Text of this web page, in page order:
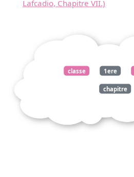
Lafcadio, Chapitre VII.)
classe 1ere
chapitre